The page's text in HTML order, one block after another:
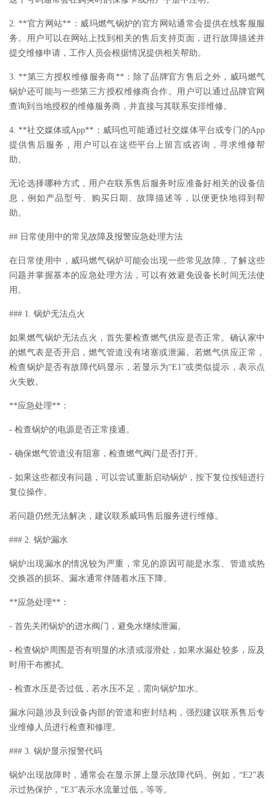
2. **官方网站**：威玛燃气锅炉的官方网站通常会提供在线客服服
务。用户可以在网站上找到相关的售后支持页面，进行故障描述并
提交维修申请，工作人员会根据情况提供相关帮助。
3. **第三方授权维修服务商**：除了品牌官方售后之外，威玛燃气
锅炉还可能与一些第三方授权维修商合作。用户可以通过品牌官网
查询到当地授权的维修服务商，并直接与其联系安排维修。
4. **社交媒体或App**：威玛也可能通过社交媒体平台或专门的App
提供售后服务，用户可以在这些平台上留言或咨询，寻求维修帮
助。
无论选择哪种方式，用户在联系售后服务时应准备好相关的设备信
息，例如产品型号、购买日期、故障描述等，以便更快地得到帮
助。
## 日常使用中的常见故障及报警应急处理方法
在日常使用中，威玛燃气锅炉可能会出现一些常见故障，了解这些
问题并掌握基本的应急处理方法，可以有效避免设备长时间无法使
用。
### 1. 锅炉无法点火
如果燃气锅炉无法点火，首先要检查燃气供应是否正常。确认家中
的燃气表是否开启，燃气管道没有堵塞或泄漏。若燃气供应正常，
检查锅炉是否有故障代码显示，若显示为“E1”或类似提示，表示点
火失败。
**应急处理**：
- 检查锅炉的电源是否正常接通。
- 确保燃气管道没有阻塞，检查燃气阀门是否打开。
- 如果这些都没有问题，可以尝试重新启动锅炉，按下复位按钮进行
复位操作。
若问题仍然无法解决，建议联系威玛售后服务进行维修。
### 2. 锅炉漏水
锅炉出现漏水的情况较为严重，常见的原因可能是水泵、管道或热
交换器的损坏。漏水通常伴随着水压下降。
**应急处理**：
- 首先关闭锅炉的进水阀门，避免水继续泄漏。
- 检查锅炉周围是否有明显的水渍或湿滑处，如果水漏处较多，应及
时用干布擦拭。
- 检查水压是否过低，若水压不足，需向锅炉加水。
漏水问题涉及到设备内部的管道和密封结构，强烈建议联系售后专
业维修人员进行检查和修理。
### 3. 锅炉显示报警代码
锅炉出现故障时，通常会在显示屏上显示故障代码。例如，“E2”表
示过热保护，“E3”表示水流量过低，等等。